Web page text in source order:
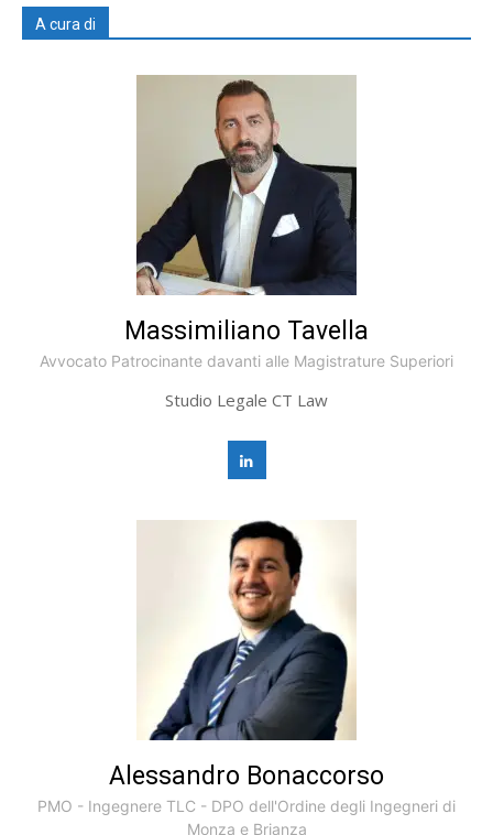
A cura di
Massimiliano Tavella
Avvocato Patrocinante davanti alle Magistrature Superiori
Studio Legale CT Law
Alessandro Bonaccorso
PMO - Ingegnere TLC - DPO dell'Ordine degli Ingegneri di
Monza e Brianza